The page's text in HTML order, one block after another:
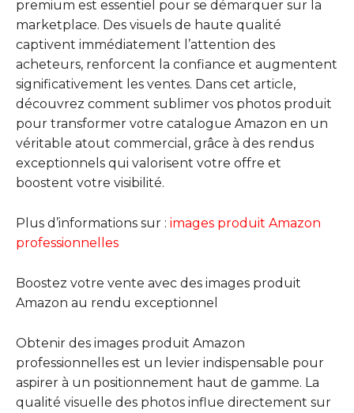
premium est essentiel pour se démarquer sur la
marketplace. Des visuels de haute qualité
captivent immédiatement l’attention des
acheteurs, renforcent la confiance et augmentent
significativement les ventes. Dans cet article,
découvrez comment sublimer vos photos produit
pour transformer votre catalogue Amazon en un
véritable atout commercial, grâce à des rendus
exceptionnels qui valorisent votre offre et
boostent votre visibilité.
Plus d’informations sur : images produit Amazon
professionnelles
Boostez votre vente avec des images produit
Amazon au rendu exceptionnel
Obtenir des images produit Amazon
professionnelles est un levier indispensable pour
aspirer à un positionnement haut de gamme. La
qualité visuelle des photos influe directement sur